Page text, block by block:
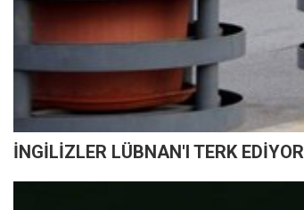
İNGİLİZLER LÜBNAN'I TERK EDİYOR